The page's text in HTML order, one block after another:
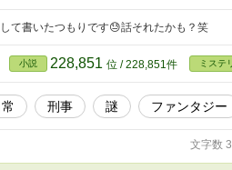
て書いたつもりです😓話それたかも？笑
小説 228,851 位 / 228,851件 ミステ
刑事 謎 ファンタジー
文字数